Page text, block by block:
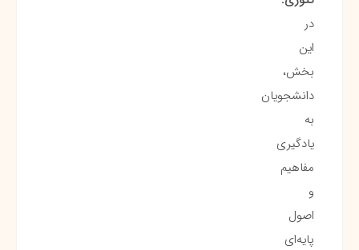
در
این
بخش،
دانشجویان
به
یادگیری
مفاهیم
و
اصول
پایه‌ای